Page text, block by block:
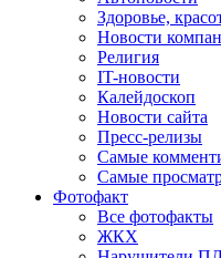
Здоровье,
Новости
Религия
IT-новости
Калейдоскоп
Новости сайта
Пресс-релизы
Самые
Самые
Фотофакт
Все фотофакты
ЖКХ